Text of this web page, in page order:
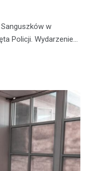
w
Policji. Wydarzenie…